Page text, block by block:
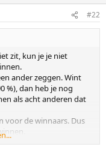
#22
zit, kun je je niet
ander zeggen. Wint
%), dan heb je nog
als acht anderen dat
voor de winnaars. Dus